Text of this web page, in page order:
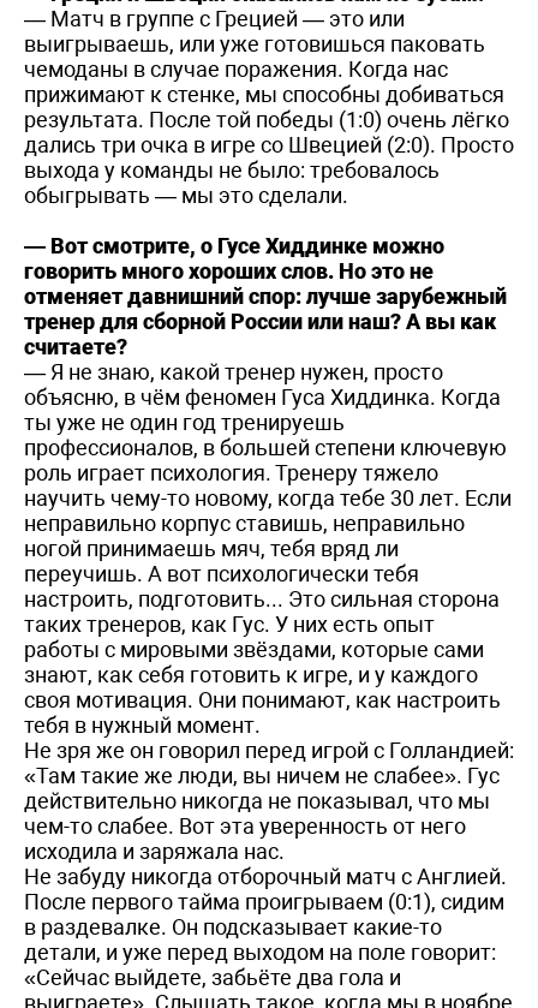
— Матч в группе с Грецией — это или
выигрываешь, или уже готовишься паковать
чемоданы в случае поражения. Когда нас
прижимают к стенке, мы способны добиваться
результата. После той победы (1:0) очень лёгко
дались три очка в игре со Швецией (2:0). Просто
выхода у команды не было: требовалось
обыгрывать — мы это сделали.
— Вот смотрите, о Гусе Хиддинке можно
говорить много хороших слов. Но это не
отменяет давнишний спор: лучше зарубежный
тренер для сборной России или наш? А вы как
считаете?
— Я не знаю, какой тренер нужен, просто
объясню, в чём феномен Гуса Хиддинка. Когда
ты уже не один год тренируешь
профессионалов, в большей степени ключевую
роль играет психология. Тренеру тяжело
научить чему-то новому, когда тебе 30 лет. Если
неправильно корпус ставишь, неправильно
ногой принимаешь мяч, тебя вряд ли
переучишь. А вот психологически тебя
настроить, подготовить... Это сильная сторона
таких тренеров, как Гус. У них есть опыт
работы с мировыми звёздами, которые сами
знают, как себя готовить к игре, и у каждого
своя мотивация. Они понимают, как настроить
тебя в нужный момент.
Не зря же он говорил перед игрой с Голландией:
«Там такие же люди, вы ничем не слабее». Гус
действительно никогда не показывал, что мы
чем-то слабее. Вот эта уверенность от него
исходила и заряжала нас.
Не забуду никогда отборочный матч с Англией.
После первого тайма проигрываем (0:1), сидим
в раздевалке. Он подсказывает какие-то
детали, и уже перед выходом на поле говорит:
«Сейчас выйдете, забьёте два гола и
выиграете». Слышать такое, когда мы в ноябре